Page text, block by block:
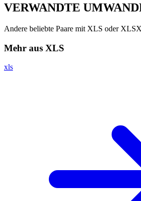
VERWANDTE
Andere beliebte Paare mit XLS oder XLSX
Mehr aus XLS
xls